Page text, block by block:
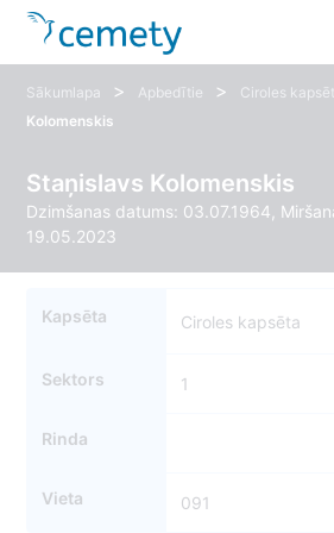
Sākumlapa > Apbedītie > Ciroles
Kolomenskis
Staņislavs Kolomenskis
Dzimšanas datums: 03.07.1964,
19.05.2023
Kapsēta Ciroles kapsēta
Sektors 1
Rinda
Vieta 091